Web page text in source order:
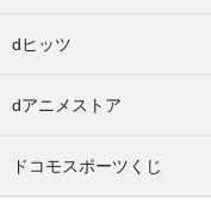
dヒッツ
dアニメストア
ドコモスポーツくじ